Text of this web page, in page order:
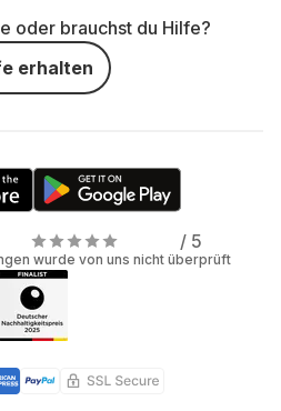
oder brauchst du Hilfe?
erhalten
/ 5
wurde von uns nicht überprüft